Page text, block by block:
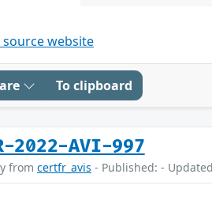
website
To clipboard
2022-AVI-997
from certfr_avis - Published: -